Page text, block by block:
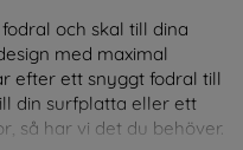
och skal till dina
med maximal
efter ett snyggt fodral till
din surfplatta eller ett
så har vi det du behöver.